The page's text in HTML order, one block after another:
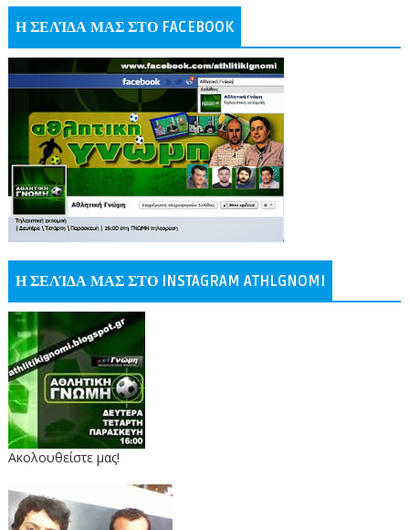
Η ΣΕΛΊΔΑ ΜΑΣ ΣΤΟ FACEBOOK
Η ΣΕΛΊΔΑ ΜΑΣ ΣΤΟ INSTAGRAM ATHLGNOMI
Ακολουθείστε μας!